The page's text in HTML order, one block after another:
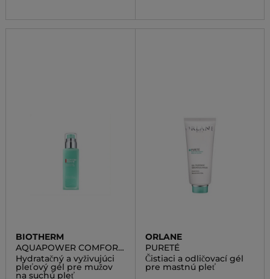
BIOTHERM
AQUAPOWER COMFORT
GEL
Hydratačný a vyživujúci
pleťový gél pre mužov
na suchú pleť
ORLANE
PURETÉ
Čistiaci a odličovací gél
pre mastnú pleť